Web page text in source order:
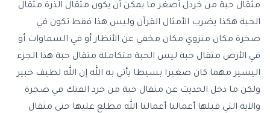
مثقال حبة من خردل أصغر ما يمكن أن يكون مثقال الذرة مثقال
الحبة هكذا يضرب الأمثال القرآن وليس هذا فقط تكون في
صخرة مكان منزوي مكان مخفي عن الأنظار أو في السماوات أو
في الأرض مثقال حبة ليس الحبة متكاملة مثقال حبة هذا الجزء
اليسير مهما كان صغيرا بسيطا يأتي به الله إن الله لطيف خبير
ولكن ما دخل الحديث عن مثقال حبة من خرد الفتك في صخرة
والآية التي قبلها أعمالنا أعمالنا الله مطلع عليها حتى مثقال